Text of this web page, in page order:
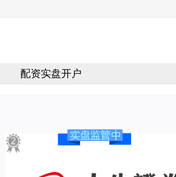
配资实盘开户